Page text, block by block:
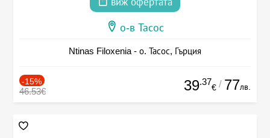
о-в Тасос
Ntinas Filoxenia - о. Тасос, Гърция
-15%
46.53€ 39.37
€ / 77лв.